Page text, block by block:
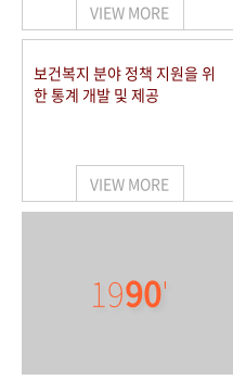
VIEW MORE
보건복지 분야 정책 지원을 위
한 통계 개발 및 제공
VIEW MORE
1990'